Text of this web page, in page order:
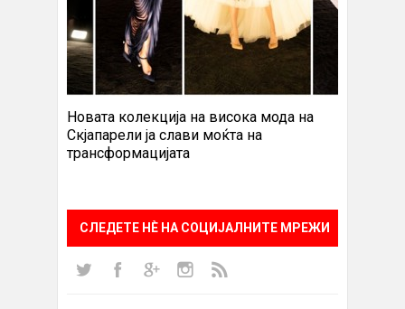
Новата колекција на висока мода на
Скјапарели ја слави моќта на
трансформацијата
СЛЕДЕТЕ НÈ НА СОЦИЈАЛНИТЕ МРЕЖИ